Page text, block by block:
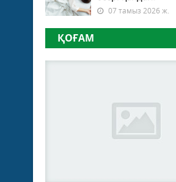
07 тамыз 2026 ж.
ҚОҒАМ